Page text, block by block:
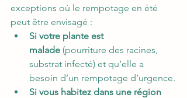
exceptions où le rempotage en été
peut être envisagé :
Si votre plante est
malade (pourriture des racines,
substrat infecté) et qu’elle a
besoin d’un rempotage d’urgence.
Si vous habitez dans une région